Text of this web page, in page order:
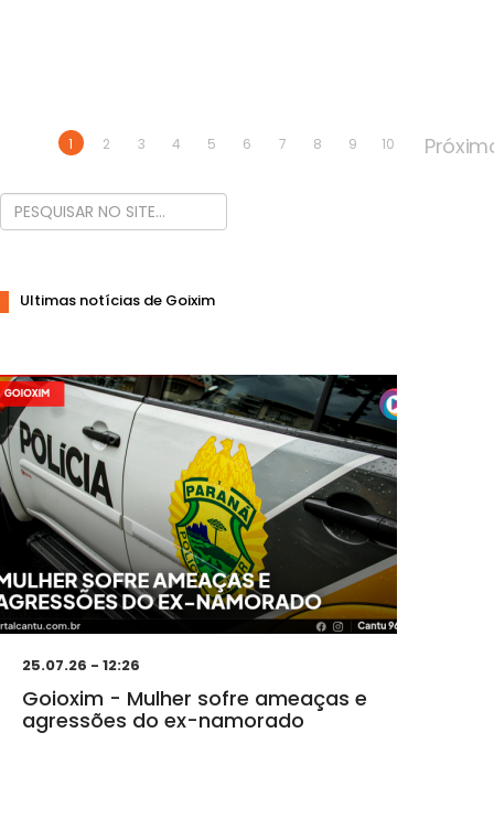
1 2 3 4 5 6 7 8 9 10
Ultimas notícias de Goixim
25.07.26 - 12:26
Goioxim - Mulher sofre ameaças e
agressões do ex-namorado